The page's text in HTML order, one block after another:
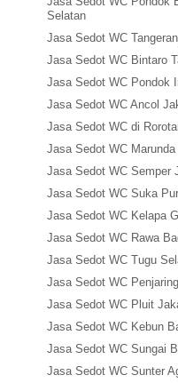
Selatan
Jasa Sedot WC
Jasa Sedot WC Bintaro
Jasa Sedot WC Pondok
Jasa Sedot WC Ancol
Jasa Sedot WC di
Jasa Sedot WC
Jasa Sedot WC Semper
Jasa Sedot WC Suka
Jasa Sedot WC Kelapa
Jasa Sedot WC Rawa
Jasa Sedot WC Tugu
Jasa Sedot WC
Jasa Sedot WC Pluit
Jasa Sedot WC Kebun
Jasa Sedot WC Sungai
Jasa Sedot WC Sunter